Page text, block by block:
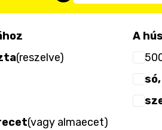
(reszelve)
(vagy almaecet)
A